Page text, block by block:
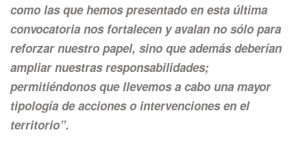
como las que hemos presentado en esta última
convocatoria nos fortalecen y avalan no sólo para
reforzar nuestro papel, sino que además deberían
ampliar nuestras responsabilidades;
permitiéndonos que llevemos a cabo una mayor
tipología de acciones o intervenciones en el
territorio”.